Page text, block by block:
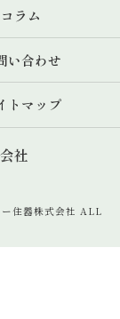
コラム
い合わせ
トマップ
住器株式会社 ALL